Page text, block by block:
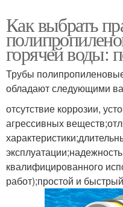
Как выбрать
горячей воды:
Трубы
обладают следующими
отсутствие коррозии,
агрессивных
квалифицированного
работ);простой и